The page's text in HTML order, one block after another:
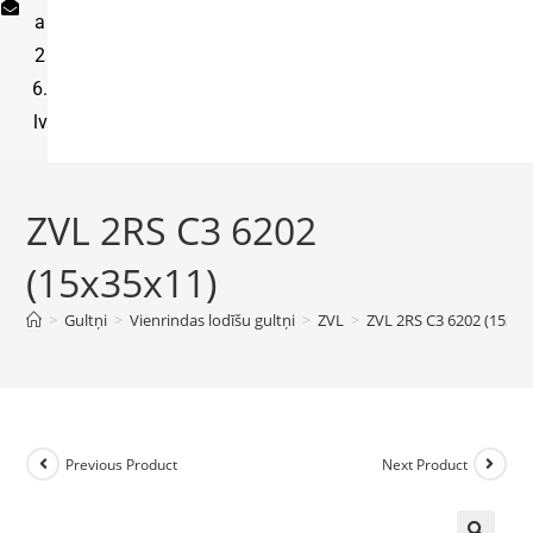
a
2
6.
lv
ZVL 2RS C3 6202
(15x35x11)
> Gultņi > Vienrindas lodīšu gultņi > ZVL > ZVL 2RS C3 6202
Previous Product Next Product